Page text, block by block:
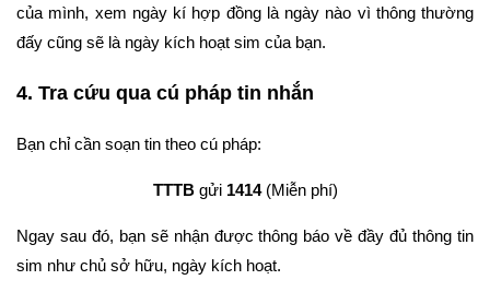
của mình, xem ngày kí hợp đồng là ngày nào vì thông thường
đấy cũng sẽ là ngày kích hoạt sim của bạn.
4. Tra cứu qua cú pháp tin nhắn
Bạn chỉ cần soạn tin theo cú pháp:
TTTBgửi 1414(Miễn phí)
Ngay sau đó, bạn sẽ nhận được thông báo về đầy đủ thông tin
sim như chủ sở hữu, ngày kích hoạt.